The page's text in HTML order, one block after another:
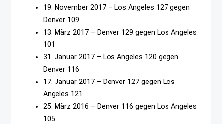
19. November 2017 – Los Angeles 127 gegen
Denver 109
13. März 2017 – Denver 129 gegen Los Angeles
101
31. Januar 2017 – Los Angeles 120 gegen
Denver 116
17. Januar 2017 – Denver 127 gegen Los
Angeles 121
25. März 2016 – Denver 116 gegen Los Angeles
105